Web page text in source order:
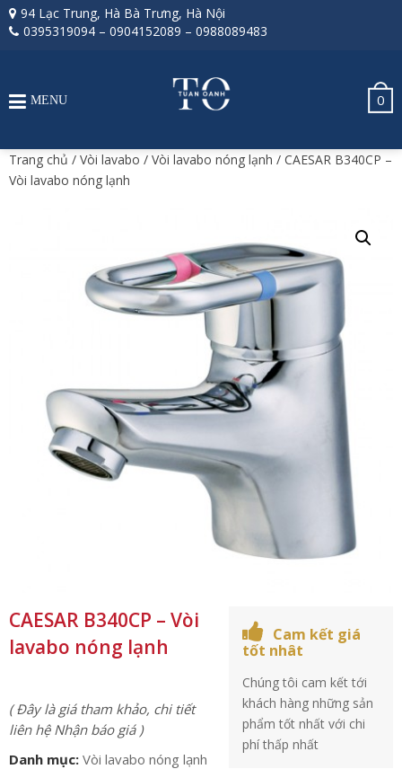
94 Lạc Trung, Hà Bà Trưng, Hà Nội
0395319094 – 0904152089 – 0988089483
0
MENU
Trang chủ / Vòi lavabo / Vòi lavabo nóng lạnh / CAESAR B340CP –
Vòi lavabo nóng lạnh
CAESAR B340CP – Vòi
lavabo nóng lạnh
( Đây là giá tham khảo, chi tiết
liên hệ Nhận báo giá )
Danh mục: Vòi lavabo nóng lạnh
Cam kết giá
tốt nhât
Chúng tôi cam kết tới
khách hàng những sản
phẩm tốt nhất với chi
phí thấp nhất